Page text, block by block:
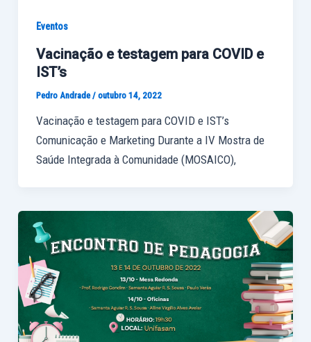
Eventos
Vacinação e testagem para COVID e
IST’s
Pedro Andrade/ outubro 14, 2022
Vacinação e testagem para COVID e IST’s
Comunicação e Marketing Durante a IV Mostra de
Saúde Integrada à Comunidade (MOSAICO),